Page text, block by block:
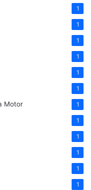
1
1
1
1
1
1
Motor 1
1
1
1
1
1